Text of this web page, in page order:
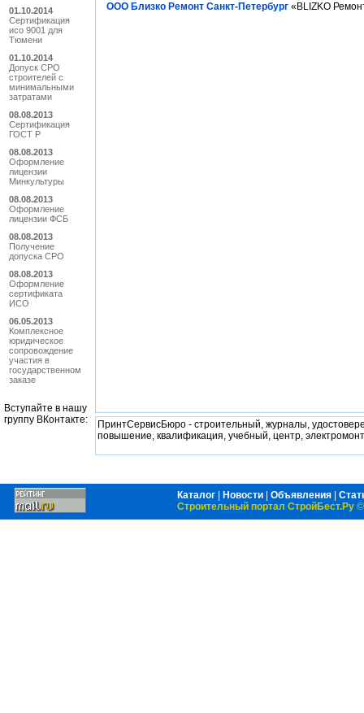
01.10.2014
Сертификация
исо 9001 для
Тюмени
01.10.2014
Допуск СРО
строителей с
минимальными
затратами
08.08.2013
Сертификация
ГОСТ Р
08.08.2013
Оформление
лицензии
Минкультуры
08.08.2013
Оформление
лицензии ФСБ
08.08.2013
Получение
допуска СРО
08.08.2013
Оформление
сертификата
ИСО
06.05.2013
Комплексное
юридическое
сопровождение
участия в
государственном
заказе
Вступайте в нашу
группу ВКонтакте:
ООО Близко Ремонт Санкт-Петербург «BLIZKO
ПринтСервисБюро - строительный, журналы,
повышение, квалификация, учебный, центр,
Каталог Новости Объявления
Строительный портал СтройБест.Ру